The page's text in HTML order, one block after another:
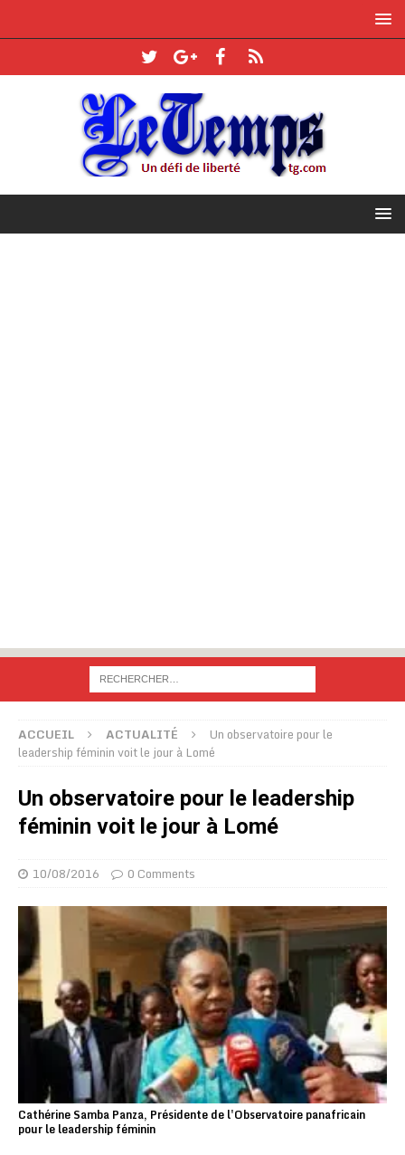
ACCUEIL ACTUALITÉ
Un observatoire pour le
leadership féminin voit le jour à Lomé
Un observatoire pour le leadership
féminin voit le jour à Lomé
10/08/2016 0 Comments
Cathérine Samba Panza, Présidente de l'Observatoire panafricain
pour le leadership féminin